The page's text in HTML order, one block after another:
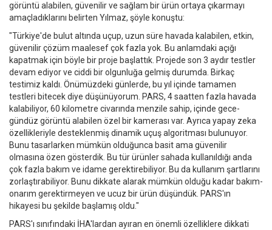
görüntü alabilen, güvenilir ve sağlam bir ürün ortaya çıkarmayı
amaçladıklarını belirten Yılmaz, şöyle konuştu:
"Türkiye'de bulut altında uçup, uzun süre havada kalabilen, etkin,
güvenilir çözüm maalesef çok fazla yok. Bu anlamdaki açığı
kapatmak için böyle bir proje başlattık. Projede son 3 aydır testler
devam ediyor ve ciddi bir olgunluğa gelmiş durumda. Birkaç
testimiz kaldı. Önümüzdeki günlerde, bu yıl içinde tamamen
testleri bitecek diye düşünüyorum. PARS, 4 saatten fazla havada
kalabiliyor, 60 kilometre civarında menzile sahip, içinde gece-
gündüz görüntü alabilen özel bir kamerası var. Ayrıca yapay zeka
özellikleriyle desteklenmiş dinamik uçuş algoritması bulunuyor.
Bunu tasarlarken mümkün olduğunca basit ama güvenilir
olmasına özen gösterdik. Bu tür ürünler sahada kullanıldığı anda
çok fazla bakım ve idame gerektirebiliyor. Bu da kullanım şartlarını
zorlaştırabiliyor. Bunu dikkate alarak mümkün olduğu kadar bakım-
onarım gerektirmeyen ve ucuz bir ürün düşündük. PARS'ın
hikayesi bu şekilde başlamış oldu."
PARS'ı sınıfındaki İHA'lardan ayıran en önemli özelliklere dikkati